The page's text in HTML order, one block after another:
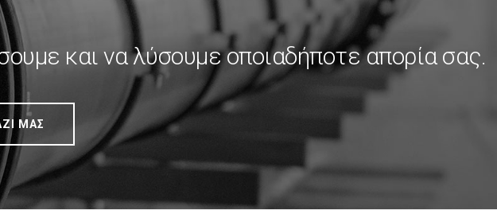
και να λύσουμε οποιαδήποτε απορία σας.
ΜΑΣ